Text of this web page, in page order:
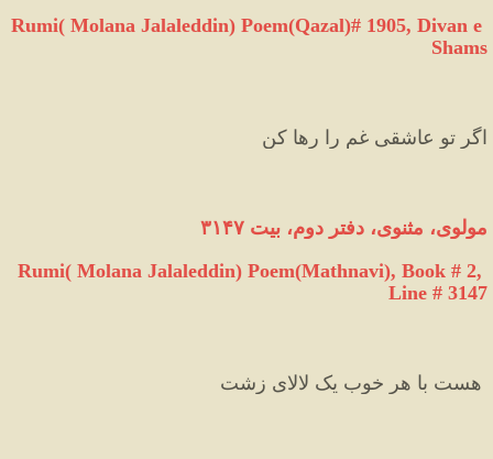
Rumi( Molana Jalaleddin) Poem(Qazal)# 1905, Divan e
Shams
اگر تو عاشقی غم را رها کن
مولوی، مثنوی، دفتر دوم، بیت ۳۱۴۷
Rumi( Molana Jalaleddin) Poem(Mathnavi), Book # 2,
Line # 3147
هست با هر خوب یک لالای زشت